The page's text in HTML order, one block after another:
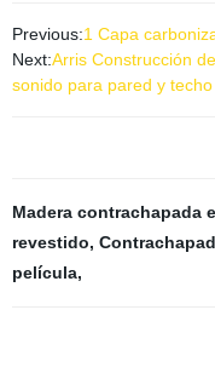
Previous:1 Capa
Next:Arris Construcción
sonido para pared y techo
Madera contrachapada
revestido,
película,